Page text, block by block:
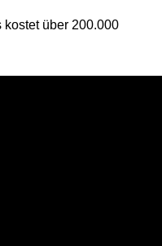
kostet über 200.000